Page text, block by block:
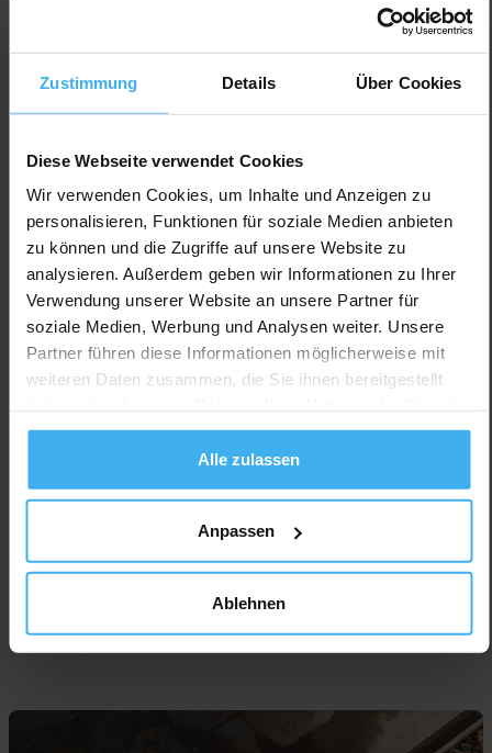
Zustimmung Details Über Cookies
Diese Webseite verwendet Cookies
Wir verwenden Cookies, um Inhalte und Anzeigen zu
personalisieren, Funktionen für soziale Medien anbieten
zu können und die Zugriffe auf unsere Website zu
analysieren. Außerdem geben wir Informationen zu Ihrer
Verwendung unserer Website an unsere Partner für
soziale Medien, Werbung und Analysen weiter. Unsere
Partner führen diese Informationen möglicherweise mit
weiteren Daten zusammen, die Sie ihnen bereitgestellt
gesammelt haben.
Alle zulassen
Anpassen
Ablehnen
CONTAINERDIENST
Schrotthandel + Containerdienst Martins
Noch keine Bewertung
Am Hafen 10A, 19386 Lübz, Deutschland
Jetzt Anrufen
Für Unternehmen